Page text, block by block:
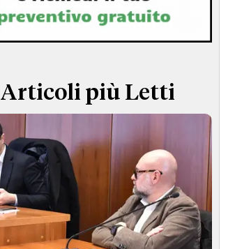
TERMINI e CONDIZIONI
Articoli più Letti